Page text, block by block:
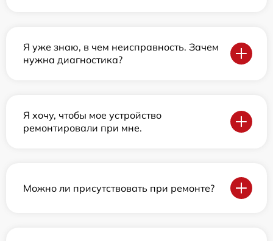
Я уже знаю, в чем неисправность. Зачем
нужна диагностика?
Я хочу, чтобы мое устройство
ремонтировали при мне.
Можно ли присутствовать при ремонте?